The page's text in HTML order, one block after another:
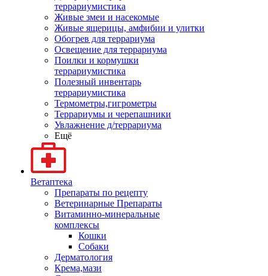
террариумистика
Живые змеи и насекомые
Живые ящерицы, амфибии и улитки
Обогрев для террариума
Освещение для террариума
Поилки и кормушки
террариумистика
Полезный инвентарь
террариумистика
Термометры,гигрометры
Террариумы и черепашники
Увлажнение д/террариума
Ещё
Ветаптека
Препараты по рецепту
Ветеринарные Препараты
Витаминно-минеральные
комплексы
Кошки
Собаки
Дерматология
Крема,мази